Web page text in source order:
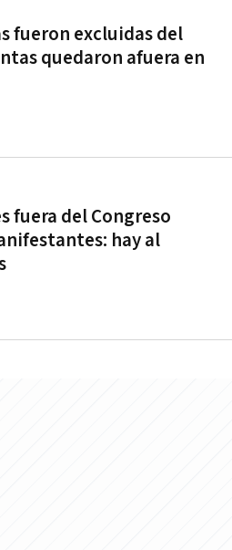
fueron excluidas del
quedaron afuera en
fuera del Congreso
hay al